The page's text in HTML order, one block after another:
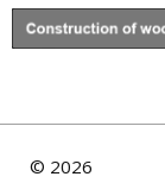
© 2026